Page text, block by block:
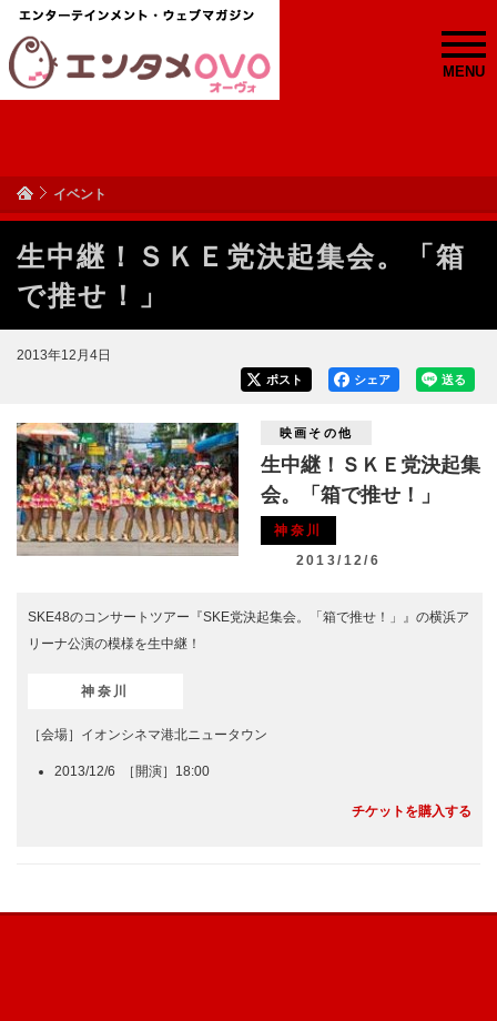
MENU
イベント
生中継！ＳＫＥ党決起集会。「箱
で推せ！」
2013年12月4日
送る
シェア
ポスト
映画その他
生中継！ＳＫＥ党決起集
会。「箱で推せ！」
神奈川
2013/12/6
SKE48のコンサートツアー『SKE党決起集会。「箱で推せ！」』の横浜ア
リーナ公演の模様を生中継！
神奈川
［会場］イオンシネマ港北ニュータウン
2013/12/6 ［開演］18:00
チケットを購入する